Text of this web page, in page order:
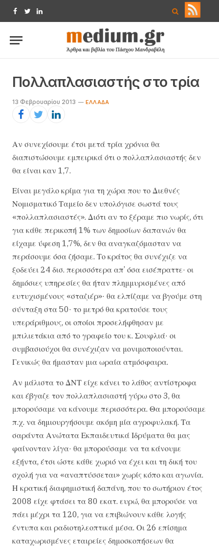
Facebook
TwitterLinkedIn
Πολλαπλασιαστής στο τρία
13 Φεβρουαρίου 2013 EΛΛΆΔΑ
Αν συνεχίσουμε έτσι μετά τρία χρόνια θα
διαπιστώσουμε εμπειρικά ότι ο πολλαπλασιαστής δεν
θα είναι καν 1,7.
Είναι μεγάλο κρίμα για τη χώρα που το Διεθνές
Νομισματικό Ταμείο δεν υπολόγισε σωστά τους
«πολλαπλασιαστές». Διότι αν το ξέραμε πιο νωρίς, ότι
για κάθε περικοπή 1% των δημοσίων δαπανών θα
είχαμε ύφεση 1,7%, δεν θα αναγκαζόμασταν να
περάσουμε όσα ζήσαμε. Το κράτος θα συνέχιζε να
ξοδεύει 24 δισ. περισσότερα απ’ όσα εισέπραττε· οι
δημόσιες υπηρεσίες θα ήταν πλημμυρισμένες από
ευτυχισμένους «σταζιέρ»· θα ελπίζαμε να βγούμε στη
σύνταξη στα 50· το μετρό θα κρατούσε τους
υπεράριθμους, οι οποίοι προσελήφθησαν με
μπιλιετάκια από το γραφείο του κ. Σουφλιά· οι
συμβασιούχοι θα συνέχιζαν να μονιμοποιούνται.
Γενικώς θα ήμασταν μια ωραία ατμόσφαιρα.
Αν μάλιστα το ΔΝΤ είχε κάνει το λάθος αντίστροφα
και έβγαζε τον πολλαπλασιαστή γύρω στο 3, θα
μπορούσαμε να κάνουμε περισσότερα. Θα μπορούσαμε
π.χ. να δημιουργήσουμε ακόμη μία αγροφυλακή. Τα
σαράντα Ανώτατα Εκπαιδευτικά Ιδρύματα θα μας
φαίνονταν λίγα· θα μπορούσαμε να τα κάνουμε
εξήντα, έτσι ώστε κάθε χωριό να έχει και τη δική του
σχολή για να «αναπτύσσεται» χωρίς κόπο και αγωνία.
Η κρατική διαφημιστική δαπάνη, που το σωτήριον έτος
2008 είχε φτάσει τα 80 εκατ. ευρώ, θα μπορούσε να
πάει μέχρι τα 120, για να επιβιώνουν κάθε λογής
έντυπα και ραδιοτηλεοπτικά μέσα. Οι 26 επίσημα
καταχωρισμένες εταιρείες δημοσκοπήσεων θα